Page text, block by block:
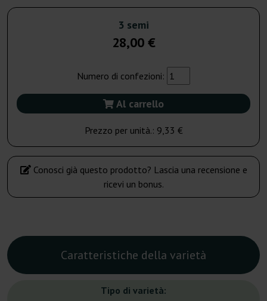
3 semi
28,00 €
Numero di confezioni:
Al carrello
Prezzo per unità.: 9,33 €
Conosci già questo prodotto? Lascia una recensione e
ricevi un bonus.
Caratteristiche della varietà
Tipo di varietà: